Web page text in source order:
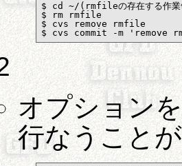
$ cd ~/(rmfileの存在する作業
$ rm rmfile
$ cvs remove rmfile
$ cvs commit -m
オプション
行なうこと